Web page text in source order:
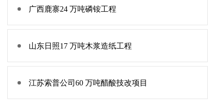
广西鹿寨24 万吨磷铵工程
山东日照17 万吨木浆造纸工程
江苏索普公司60 万吨醋酸技改项目